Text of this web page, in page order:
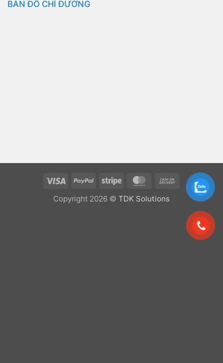
BẢN ĐỒ CHỈ ĐƯỜNG
Visa PayPal Stripe MasterCard
Cash
On
Delivery
Copyright 2026 © TDK Solutions